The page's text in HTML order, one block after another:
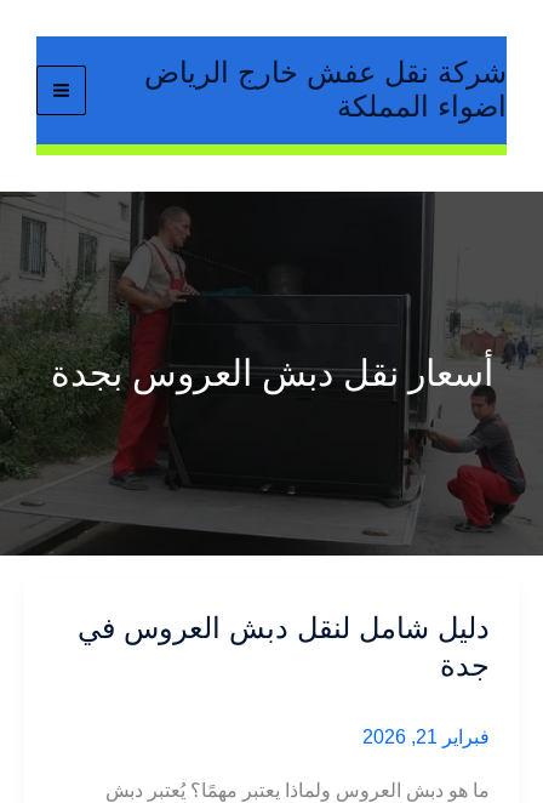
المحتوىشركة نقل عفش خارج الرياض
اضواء المملكة
أسعار نقل دبش العروس بجدة
دليل شامل لنقل دبش العروس في
جدة
فبراير 21, 2026
ما هو دبش العروس ولماذا يعتبر مهمًا؟ يُعتبر دبش